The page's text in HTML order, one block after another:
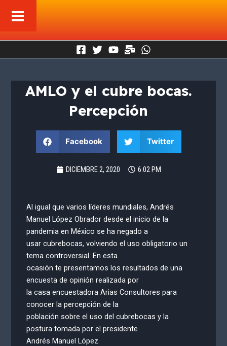
contenido
AMLO y el cubre bocas.
Percepción
Facebook Twitter
DICIEMBRE 2, 2020 6:02 PM
Al igual que varios líderes mundiales, Andrés
Manuel López Obrador desde el inicio de la
pandemia en México se ha negado a
usar cubrebocas, volviendo el uso obligatorio un
tema controversial. En esta
ocasión te presentamos los resultados de una
encuesta de opinión realizada por
la casa encuestadora Arias Consultores para
conocer la percepción de la
población sobre el uso del cubrebocas y la
postura tomada por el presidente
Andrés Manuel López.